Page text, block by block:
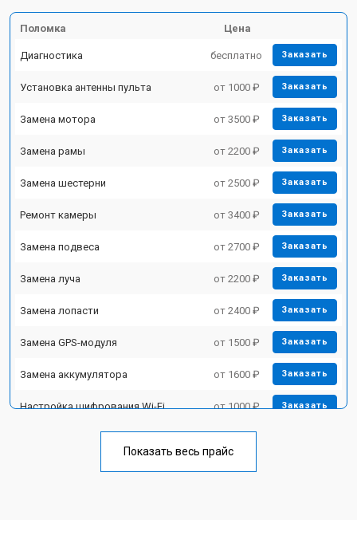
Поломка Цена
Диагностика бесплатно Заказать
Установка антенны пульта от 1000 ₽ Заказать
Замена мотора от 3500 ₽ Заказать
Замена рамы от 2200 ₽ Заказать
Замена шестерни от 2500 ₽ Заказать
Ремонт камеры от 3400 ₽ Заказать
Замена подвеса от 2700 ₽ Заказать
Замена луча от 2200 ₽ Заказать
Замена лопасти от 2400 ₽ Заказать
Замена GPS-модуля от 1500 ₽ Заказать
Замена аккумулятора от 1600 ₽ Заказать
Настройка шифрования Wi-Fi от 1000 ₽ Заказать
Замена материнской платы от 2800 ₽
Показать весь прайс